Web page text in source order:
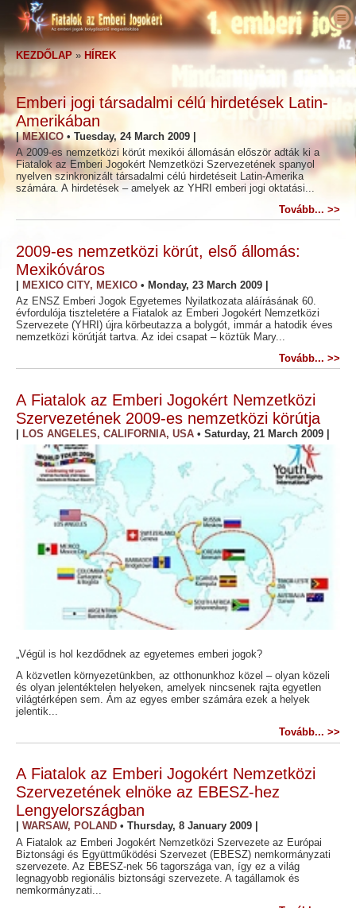
Rólunk
Mi a Fiatalok az Emberi Jogokért?
Célunk
A Fiatalok az Emberi Jogokért története
Ügyvezetők
Tanácsadó testület
A Fiatalok az Emberi Jogokért Nemzetközi
Ajánlások
Mik az emberi jogok?
Az emberi jogok meghatározása
Az emberi jogok háttere
Az Emberi Jogok Egyetemes Nyilatkozata
Pedagógusok
Üdvözöljük
Oktatócsomag – részletek
Fiatalok és pedagógusok által elért
eredmények
Emberi jogi foglalkozások iskolák számára
A program bevezetése
Cselekedjen!
Mit tehet ön?
Petíció
Tagságok és adományok
Csoportok
Versenyek
Akik felszólaltak az emberi jogokért
Az emberi jogok bajnokai
Emberi jogi szervezetek
Emberi jogi visszaélések
Hírek
Megrendelés
Kapcsolat
KEZDŐLAP » HÍREK
Emberi jogi társadalmi célú hirdetések Latin-
Amerikában
|MEXICO • Tuesday, 24 March 2009
A 2009-es nemzetközi körút mexikói állomásán először adták ki a
Fiatalok az Emberi Jogokért Nemzetközi Szervezetének spanyol
nyelven szinkronizált társadalmi célú hirdetéseit Latin-Amerika
számára. A hirdetések – amelyek az YHRI emberi jogi oktatási...
Tovább... >>
2009-es nemzetközi körút, első állomás:
Mexikóváros
MEXICO CITY, MEXICO • Monday, 23 March 2009
Az ENSZ Emberi Jogok Egyetemes Nyilatkozata aláírásának 60.
évfordulója tiszteletére a Fiatalok az Emberi Jogokért Nemzetközi
Szervezete (YHRI) újra körbeutazza a bolygót, immár a hatodik éves
nemzetközi körútját tartva. Az idei csapat – köztük Mary...
Tovább... >>
A Fiatalok az Emberi Jogokért Nemzetközi
Szervezetének 2009-es nemzetközi körútja
LOS ANGELES, CALIFORNIA, USA • Saturday, 21 March 2009
„Végül is hol kezdődnek az egyetemes emberi jogok?
A közvetlen környezetünkben, az otthonunkhoz közel – olyan közeli
és olyan jelentéktelen helyeken, amelyek nincsenek rajta egyetlen
világtérképen sem. Ám az egyes ember számára ezek a helyek
jelentik...
Tovább... >>
A Fiatalok az Emberi Jogokért Nemzetközi
Szervezetének elnöke az EBESZ-hez
Lengyelországban
WARSAW, POLAND • Thursday, 8 January 2009
A Fiatalok az Emberi Jogokért Nemzetközi Szervezete az Európai
Biztonsági és Együttműködési Szervezet (EBESZ) nemkormányzati
szervezete. Az EBESZ-nek 56 tagországa van, így ez a világ
legnagyobb regionális biztonsági szervezete. A tagállamok és
nemkormányzati...